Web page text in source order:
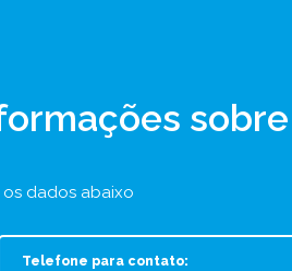
dados abaixo